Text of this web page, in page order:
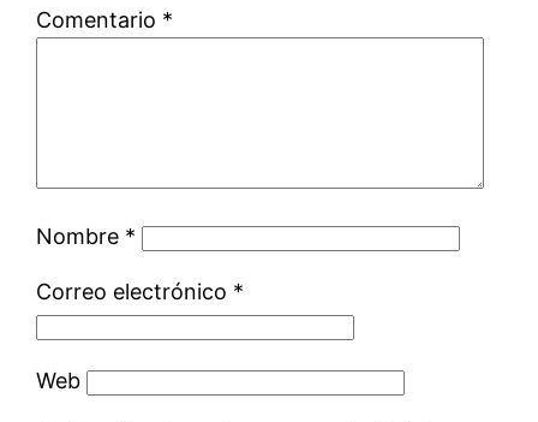
Comentario *
Nombre *
Correo electrónico *
Web